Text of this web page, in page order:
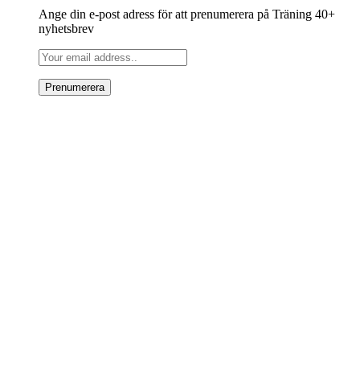
Ange din e-post adress för att prenumerera på Träning 40+
nyhetsbrev